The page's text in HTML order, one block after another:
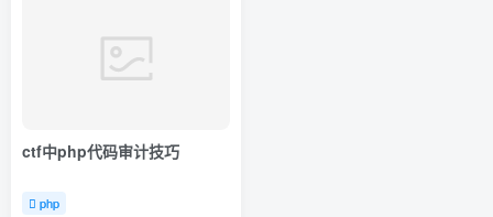
ctf中php代码审计技巧
php